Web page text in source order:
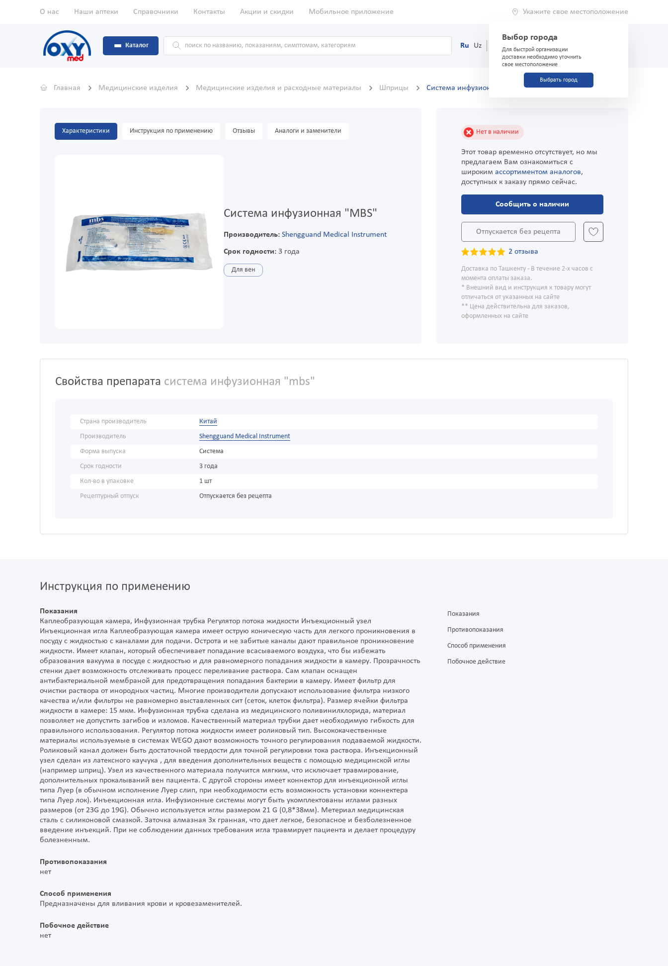
О нас Наши аптеки Справочники Контакты Акции и скидки Мобильное приложение Укажите свое местоположение
Выбор города
Для быстрой организации
доставки необходимо уточнить
свое местоположение
Выбрать город
Каталог Ru Uz (71) 200-03-03
Главная Медицинские изделия Медицинские изделия и расходные материалы Шприцы Система инфузионная "MBS"
Характеристики Инструкция по применению Отзывы Аналоги и заменители
Система инфузионная "MBS"
Производитель: Shengguand Medical Instrument
Срок годности:3 года
Для вен
Нет в наличии
Этот товар временно отсутствует, но мы
предлагаем Вам ознакомиться с
широким ассортиментом аналогов,
доступных к заказу прямо сейчас.
Сообщить о наличии
Отпускается без рецепта
2 отзыва
Доставка по Ташкенту - В течение 2-х часов с
момента оплаты заказа.
* Внешний вид и инструкция к товару могут
отличаться от указанных на сайте
** Цена действительна для заказов,
оформленных на сайте
Свойства препарата система инфузионная "mbs"
Страна производитель
Китай
Производитель
Shengguand Medical Instrument
Форма выпуска
Система
Срок годности
3 года
Кол-во в упаковке
1 шт
Рецептурный отпуск
Отпускается без рецепта
Инструкция по применению
Показания
Каплеобразующая камера, Инфузионная трубка Регулятор потока жидкости Инъекционный узел
Инъекционная игла Каплеобразующая камера имеет острую коническую часть для легкого проникновения в
посуду с жидкостью с каналами для подачи. Острота и не забитые каналы дают правильное проникновение
жидкости. Имеет клапан, который обеспечивает попадание всасываемого воздуха, что бы избежать
образования вакуума в посуде с жидкостью и для равномерного попадания жидкости в камеру. Прозрачность
стенки дает возможность отслеживать процесс переливание раствора. Сам клапан оснащен
антибактериальной мембраной для предотвращения попадания бактерии в камеру. Имеет фильтр для
очистки раствора от инородных частиц. Многие производители допускают использование фильтра низкого
качества и/или фильтры не равномерно выставленных сит (сеток, клеток фильтра). Размер ячейки фильтра
жидкости в камере: 15 мкм. Инфузионная трубка сделана из медицинского поливинилхлорида, материал
позволяет не допустить загибов и изломов. Качественный материал трубки дает необходимую гибкость для
правильного использования. Регулятор потока жидкости имеет роликовый тип. Высококачественные
материалы используемые в системах WEGO дают возможность точного регулирования подаваемой жидкости.
Роликовый канал должен быть достаточной твердости для точной регулировки тока раствора. Инъекционный
узел сделан из латексного каучука , для введения дополнительных веществ с помощью медицинской иглы
(например шприц). Узел из качественного материала получится мягким, что исключает травмирование,
дополнительных прокалываний вен пациента. С другой стороны имеет коннектор для инъекционной иглы
типа Луер (в обычном исполнение Луер слип, при необходимости есть возможность установки коннектера
типа Луер лок). Инъекционная игла. Инфузионные системы могут быть укомплектованы иглами разных
размеров (от 23G до 19G). Обычно используется иглы размером 21 G (0,8*38мм). Метериал медицинская
сталь с силиконовой смазкой. Заточка алмазная 3х гранная, что дает легкое, безопасное и безболезненное
введение инъекций. При не соблюдении данных требования игла травмирует пациента и делает процедуру
болезненным.
Противопоказания
нет
Способ применения
Предназначены для вливания крови и кровезаменителей.
Побочное действие
нет
Показания
Противопоказания
Способ применения
Побочное действие